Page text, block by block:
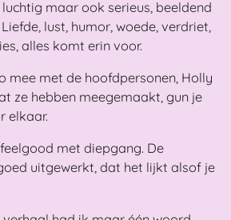
maar ook serieus, beeldend
lust, humor, woede, verdriet,
alles komt erin voor.
mee met de hoofdpersonen, Holly
ze hebben meegemaakt, gun je
elkaar.
met diepgang. De
uitgewerkt, dat het lijkt alsof je